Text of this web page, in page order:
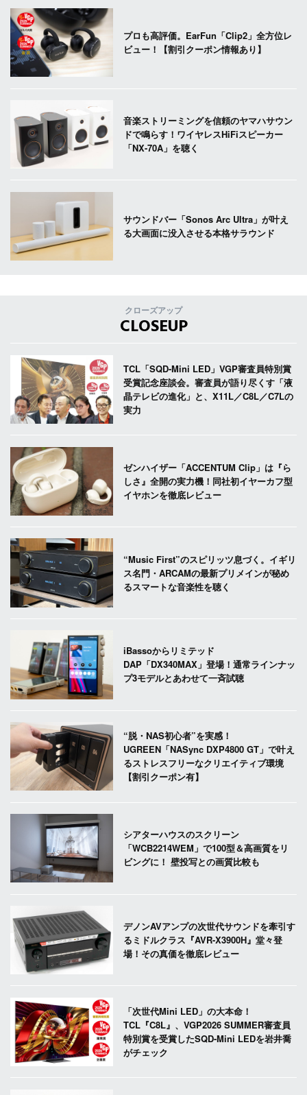
プロも高評価。EarFun「Clip2」全方位レ
ビュー！【割引クーポン情報あり】
音楽ストリーミングを信頼のヤマハサウン
ドで鳴らす！ワイヤレスHiFiスピーカー
「NX-70A」を聴く
サウンドバー「Sonos Arc Ultra」が叶え
る大画面に没入させる本格サラウンド
クローズアップ
CLOSEUP
TCL「SQD-Mini LED」VGP審査員特別賞
受賞記念座談会。審査員が語り尽くす「液
晶テレビの進化」と、X11L／C8L／C7Lの
実力
ゼンハイザー「ACCENTUM Clip」は『ら
しさ』全開の実力機！同社初イヤーカフ型
イヤホンを徹底レビュー
“Music First”のスピリッツ息づく。イギリ
ス名門・ARCAMの最新プリメインが秘め
るスマートな音楽性を聴く
iBassoからリミテッド
DAP「DX340MAX」登場！通常ラインナッ
プ3モデルとあわせて一斉試聴
“脱・NAS初心者”を実感！
UGREEN「NASync DXP4800 GT」で叶え
るストレスフリーなクリエイティブ環境
【割引クーポン有】
シアターハウスのスクリーン
「WCB2214WEM」で100型＆高画質をリ
ビングに！ 壁投写との画質比較も
デノンAVアンプの次世代サウンドを牽引す
るミドルクラス『AVR-X3900H』堂々登
場！その真価を徹底レビュー
「次世代Mini LED」の大本命！
TCL『C8L』、VGP2026 SUMMER審査員
特別賞を受賞したSQD-Mini LEDを岩井喬
がチェック